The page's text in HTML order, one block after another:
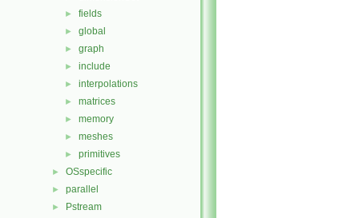
► fields
► global
► graph
► include
► interpolations
► matrices
► memory
► meshes
► primitives
► OSspecific
► parallel
► Pstream